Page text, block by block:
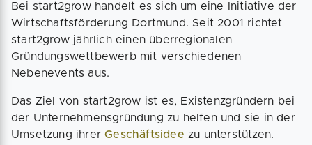
Bei start2grow handelt es sich um eine Initiative der
Wirtschaftsförderung Dortmund. Seit 2001 richtet
start2grow jährlich einen überregionalen
Gründungswettbewerb mit verschiedenen
Nebenevents aus.
Das Ziel von start2grow ist es, Existenzgründern bei
der Unternehmensgründung zu helfen und sie in der
Umsetzung ihrerGeschäftsidee zu unterstützen.